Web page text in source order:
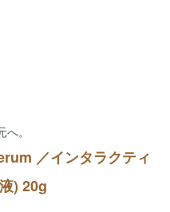
。
／インタラクティ
) 20g